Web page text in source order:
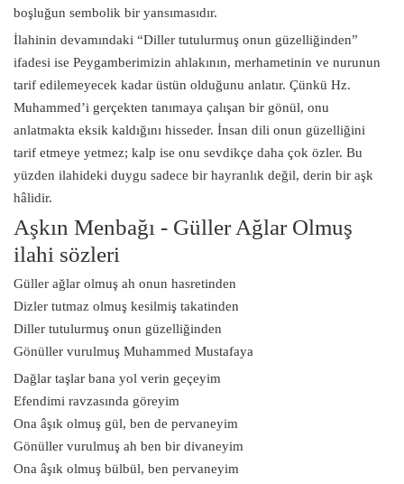
boşluğun sembolik bir yansımasıdır.
İlahinin devamındaki “Diller tutulurmuş onun güzelliğinden”
ifadesi ise Peygamberimizin ahlakının, merhametinin ve nurunun
tarif edilemeyecek kadar üstün olduğunu anlatır. Çünkü Hz.
Muhammed’i gerçekten tanımaya çalışan bir gönül, onu
anlatmakta eksik kaldığını hisseder. İnsan dili onun güzelliğini
tarif etmeye yetmez; kalp ise onu sevdikçe daha çok özler. Bu
yüzden ilahideki duygu sadece bir hayranlık değil, derin bir aşk
hâlidir.
Aşkın Menbağı - Güller Ağlar Olmuş
ilahi sözleri
Güller ağlar olmuş ah onun hasretinden
Dizler tutmaz olmuş kesilmiş takatinden
Diller tutulurmuş onun güzelliğinden
Gönüller vurulmuş Muhammed Mustafaya
Dağlar taşlar bana yol verin geçeyim
Efendimi ravzasında göreyim
Ona âşık olmuş gül, ben de pervaneyim
Gönüller vurulmuş ah ben bir divaneyim
Ona âşık olmuş bülbül, ben pervaneyim